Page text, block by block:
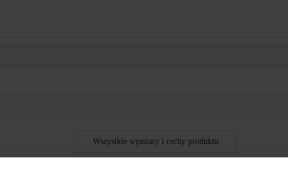
Wszystkie wymiary i cechy produktu